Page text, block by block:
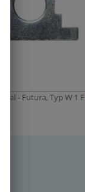
- Futura, Typ W 1 F